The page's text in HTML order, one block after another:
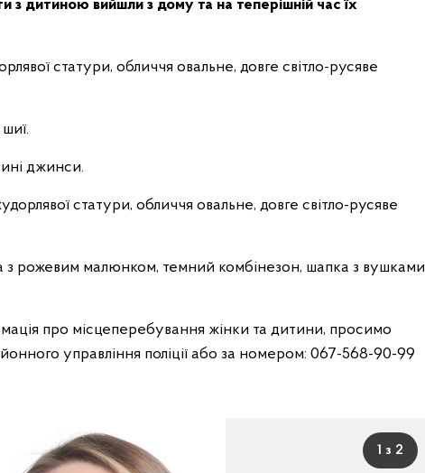
з дитиною вийшли з дому та на теперішній час їх
статури, обличчя овальне, довге світло-русяве
джинси.
статури, обличчя овальне, довге світло-русяве
з рожевим малюнком, темний комбінезон, шапка з вушками
про місцеперебування жінки та дитини, просимо
управління поліції або за номером: 067-568-90-99
1 з 2